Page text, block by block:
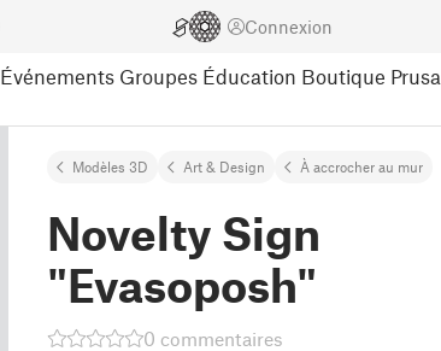
Connexion
Événements Groupes Éducation Boutique Prusa
Modèles 3D Art & Design À accrocher au mur
Novelty Sign
"Evasoposh"
0 commentaires